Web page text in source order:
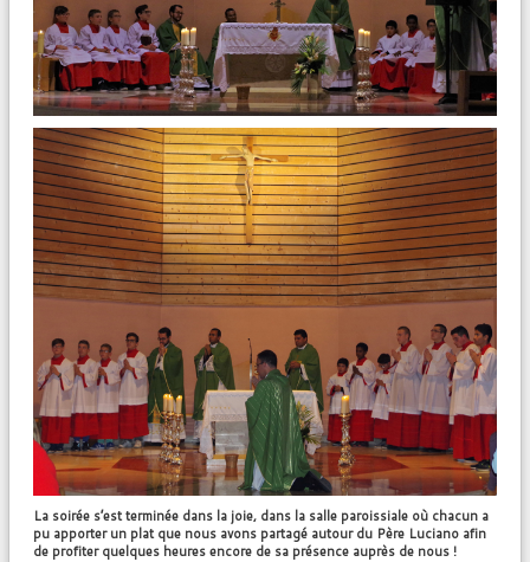
La soirée s’est terminée dans la joie, dans la salle paroissiale où chacun a
pu apporter un plat que nous avons partagé autour du Père Luciano afin
de profiter quelques heures encore de sa présence auprès de nous !